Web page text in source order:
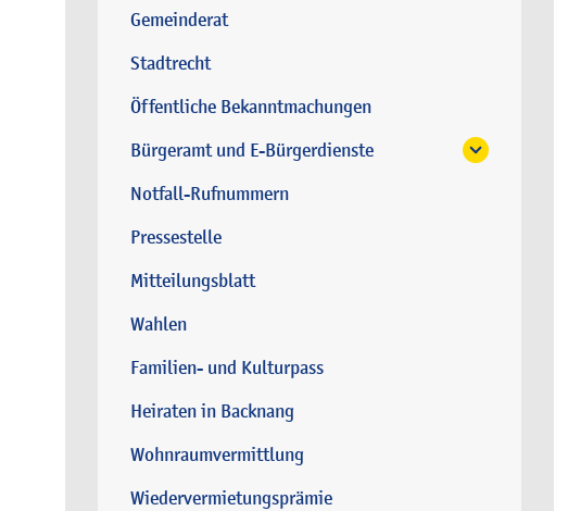
Gemeinderat
Stadtrecht
Öffentliche Bekanntmachungen
Bürgeramt und E-Bürgerdienste
Notfall-Rufnummern
Pressestelle
Mitteilungsblatt
Wahlen
Familien- und Kulturpass
Heiraten in Backnang
Wohnraumvermittlung
Wiedervermietungsprämie